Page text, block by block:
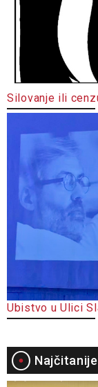
Silovanje ili
Ubistvo u Ulici
Najčitanije